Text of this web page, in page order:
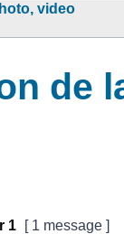
video
de
1
[ 1 message ]